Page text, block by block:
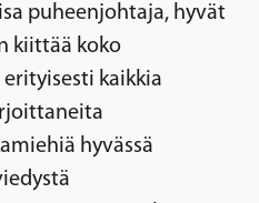
puheenjohtaja, hyvät
kiittää koko
kaikkia
hyvässä